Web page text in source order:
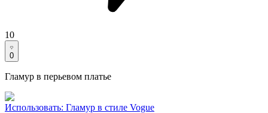
10
0
Гламур в перьевом платье
Использовать: Гламур в стиле Vogue